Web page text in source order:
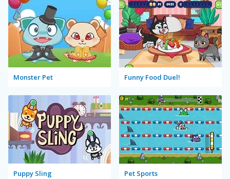
Monster Pet Funny Food Duel!
Puppy Sling Pet Sports